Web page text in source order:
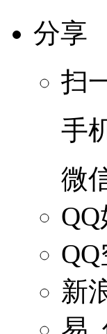
分享
扫
手
微
新